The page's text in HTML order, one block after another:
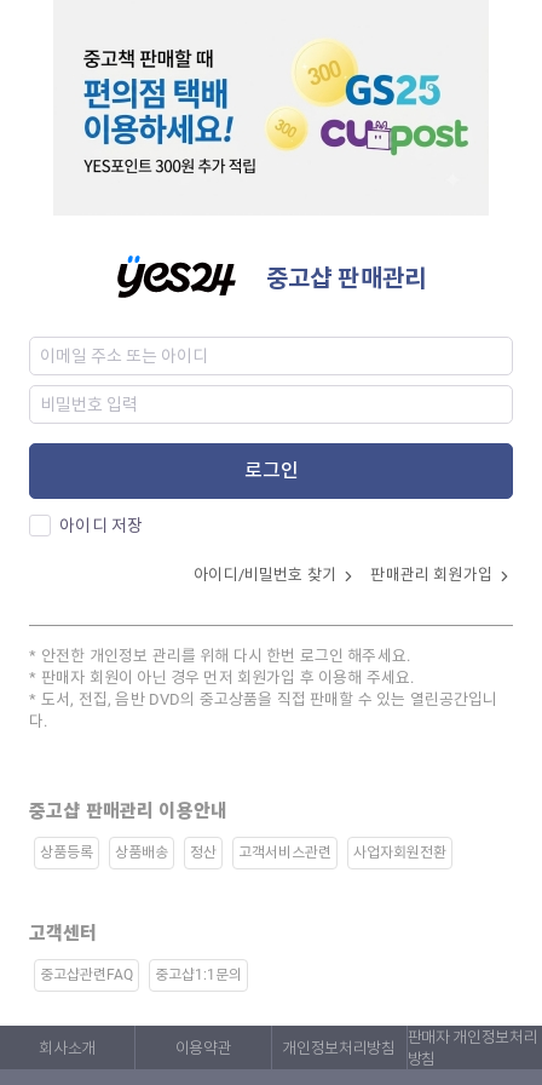
중고샵 판매관리
로그인
아이디 저장
아이디/비밀번호 찾기 판매관리 회원가입
안전한 개인정보 관리를 위해 다시 한번 로그인 해주세요.
판매자 회원이 아닌 경우 먼저 회원가입 후 이용해 주세요.
도서, 전집, 음반 DVD의 중고상품을 직접 판매할 수 있는 열린공간입니
다.
중고샵 판매관리 이용안내
상품등록 상품배송 정산 고객서비스관련 사업자회원전환
고객센터
중고샵관련FAQ 중고샵1:1문의
회사소개 이용약관 개인정보처리방침
판매자 개인정보처리
방침